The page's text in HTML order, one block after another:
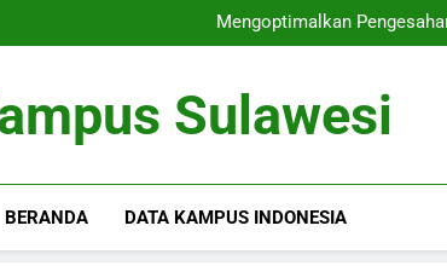
Mengoptimalkan
Menggalakkan
Mengoptimalkan
Menggalakkan
Sulawesi
BERANDA DATA KAMPUS INDONESIA